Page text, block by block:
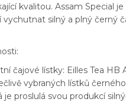
kvalitou. Assam Special
vychutnat silný a plný černý
čajové lístky: Eilles Tea HB
vybraných lístků
je proslulá svou produkcí